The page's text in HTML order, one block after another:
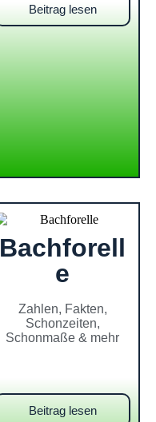
Beitrag lesen
Bachforell
e
Zahlen, Fakten,
Schonzeiten,
Schonmaße & mehr
Beitrag lesen